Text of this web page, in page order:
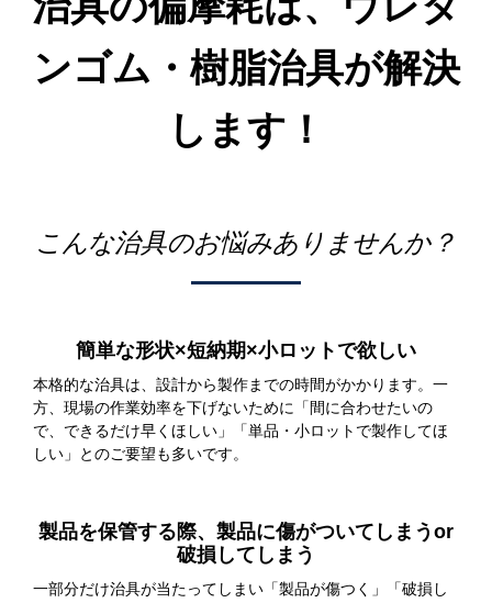
ンゴム・樹脂治具が解決
します！
こんな治具のお悩みありませんか？
簡単な形状×短納期×小ロットで欲しい
本格的な治具は、設計から製作までの時間がかかります。一
方、現場の作業効率を下げないために「間に合わせたいの
で、できるだけ早くほしい」「単品・小ロットで製作してほ
しい」とのご要望も多いです。
製品を保管する際、製品に傷がついてしまうor
破損してしまう
一部分だけ治具が当たってしまい「製品が傷つく」「破損し